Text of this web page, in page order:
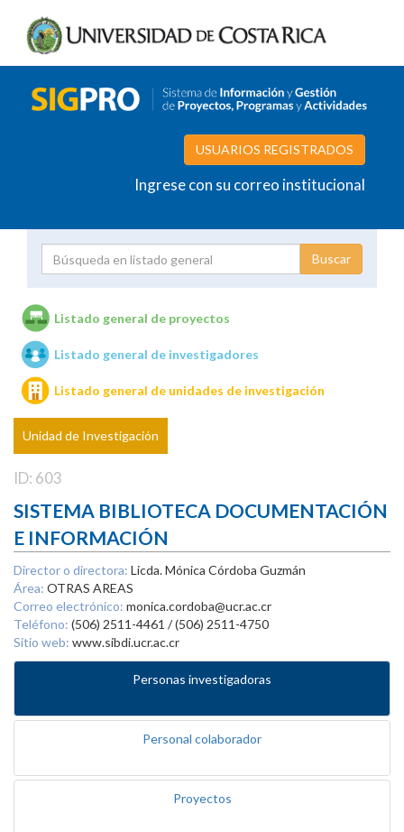
USUARIOS REGISTRADOS
Ingrese con su correo institucional
Unidades de investigación
Listado general de proyectos
Listado general de investigadores
Listado general de unidades de investigación
Unidad de Investigación
ID: 603
SISTEMA BIBLIOTECA DOCUMENTACIÓN
E INFORMACIÓN
Director o directora: Licda. Mónica Córdoba Guzmán
Área: OTRAS AREAS
Correo electrónico: monica.cordoba@ucr.ac.cr
Teléfono: (506) 2511-4461 / (506) 2511-4750
Sitio web: www.sibdi.ucr.ac.cr
Personas investigadoras
Personal colaborador
Proyectos